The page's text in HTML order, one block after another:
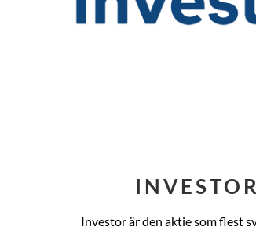
INVESTOR
Investor är den aktie som flest